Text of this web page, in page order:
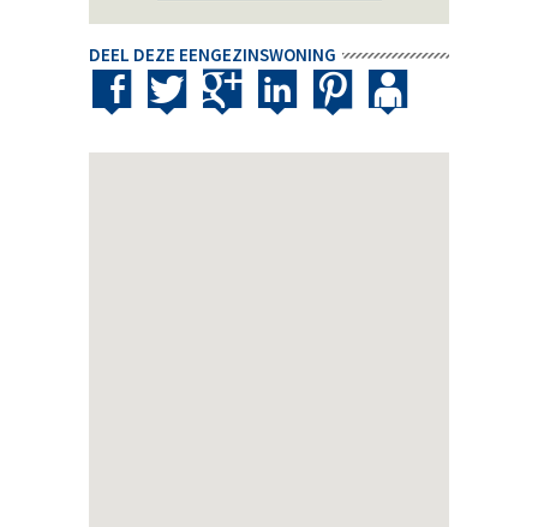
DEEL DEZE EENGEZINSWONING